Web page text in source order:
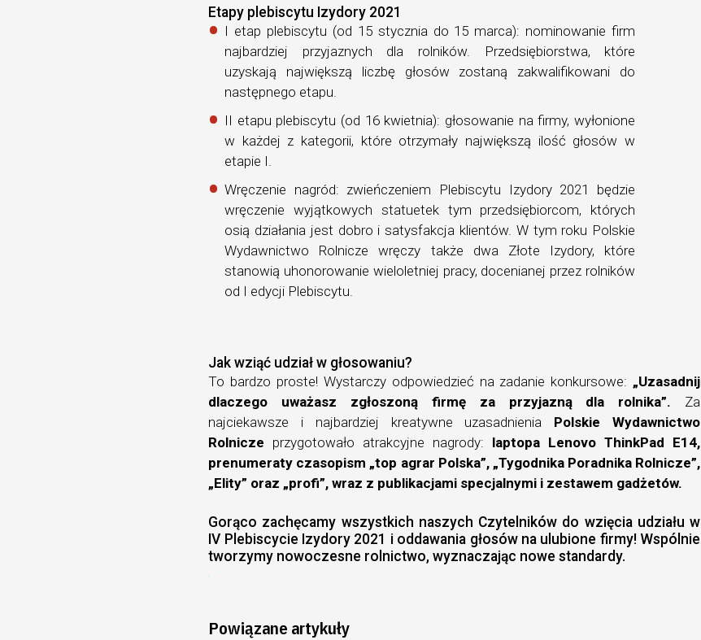
Etapy plebiscytu Izydory 2021
I etap plebiscytu (od 15 stycznia do 15 marca): nominowanie firm
najbardziej przyjaznych dla rolników. Przedsiębiorstwa, które
uzyskają największą liczbę głosów zostaną zakwalifikowani do
następnego etapu.
II etapu plebiscytu (od 16 kwietnia): głosowanie na firmy, wyłonione
w każdej z kategorii, które otrzymały największą ilość głosów w
etapie I.
Wręczenie nagród: zwieńczeniem Plebiscytu Izydory 2021 będzie
wręczenie wyjątkowych statuetek tym przedsiębiorcom, których
osią działania jest dobro i satysfakcja klientów. W tym roku Polskie
Wydawnictwo Rolnicze wręczy także dwa Złote Izydory, które
stanowią uhonorowanie wieloletniej pracy, docenianej przez rolników
od I edycji Plebiscytu.
Jak wziąć udział w głosowaniu?
To bardzo proste! Wystarczy odpowiedzieć na zadanie konkursowe: „Uzasadnij
dlaczego uważasz zgłoszoną firmę za przyjazną dla rolnika”. Za
najciekawsze i najbardziej kreatywne uzasadnienia Polskie Wydawnictwo
Rolnicze przygotowało atrakcyjne nagrody: laptopa Lenovo ThinkPad E14,
prenumeraty czasopism „top agrar Polska”, „Tygodnika Poradnika Rolnicze”,
„Elity” oraz „profi”, wraz z publikacjami specjalnymi i zestawem gadżetów.
Gorąco zachęcamy wszystkich naszych Czytelników do wzięcia udziału w
IV Plebiscycie Izydory 2021 i oddawania głosów na ulubione firmy! Wspólnie
tworzymy nowoczesne rolnictwo, wyznaczając nowe standardy.
Powiązane artykuły